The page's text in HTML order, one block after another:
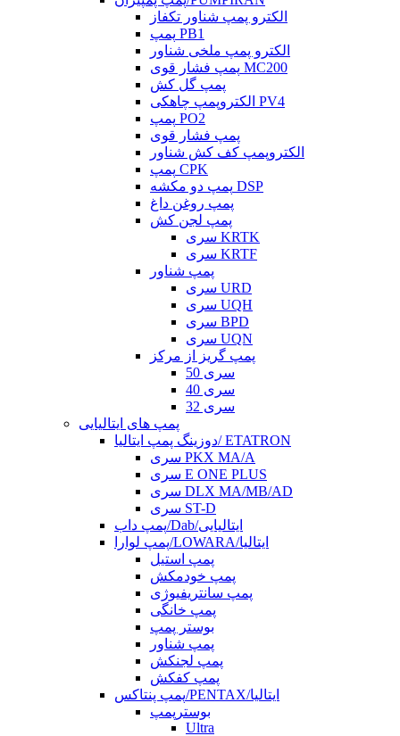
الکترو پمپ شناور تکفاز
پمپ PB1
الکترو پمپ ملخی شناور
پمپ فشار قوی MC200
پمپ گل کش
الکتروپمپ چاهکی PV4
پمپ PO2
پمپ فشار قوی
الکتروپمپ کف کش شناور
پمپ CPK
پمپ دو مکشه DSP
پمپ روغن داغ
پمپ لجن کش
سری KRTK
سری KRTF
پمپ شناور
سری URD
سری UQH
سری BPD
سری UQN
پمپ گریز از مرکز
سری 50
سری 40
سری 32
پمپ های ایتالیایی
دوزینگ پمپ ایتالیا/ ETATRON
سری PKX MA/A
سری E ONE PLUS
سری DLX MA/MB/AD
سری ST-D
پمپ داب/Dab/ایتالیایی
پمپ لوارا/LOWARA/ایتالیا
پمپ استیل
پمپ خودمکش
پمپ سانتریفیوژی
پمپ خانگی
بوستر پمپ
پمپ شناور
پمپ لجنکش
پمپ کفکش
پمپ پنتاکس/PENTAX/ایتالیا
بوسترپمپ
Ultra